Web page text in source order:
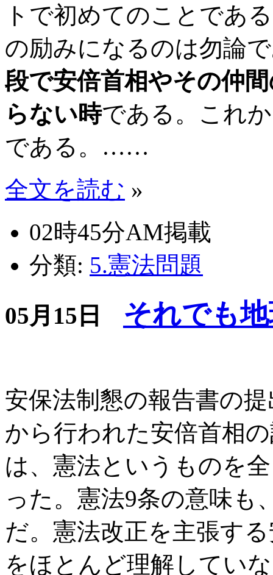
トで初めてのことであ
の励みになるのは勿論
段で安倍首相やその仲
らない時である。これ
である。……
全文を読む »
02時45分AM掲載
分類: 5.憲法問題
05月15日
それでも
安保法制懇の報告書の
から行われた安倍首相
は、憲法というものを
った。憲法9条の意味も
だ。憲法改正を主張す
をほとんど理解してい